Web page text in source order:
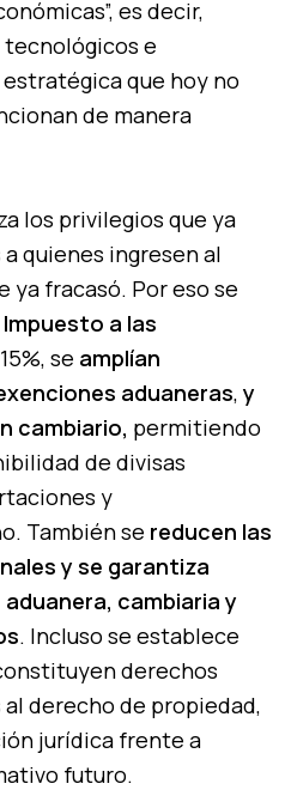
es decir,
e
que hoy no
de manera
los privilegios que ya
quienes ingresen al
ya fracasó. Por eso se
a las
se amplían
aduaneras, y
cambiario, permitiendo
de divisas
y
También se reducen las
y se garantiza
cambiaria y
. Incluso se establece
derechos
derecho de propiedad,
jurídica frente a
futuro.